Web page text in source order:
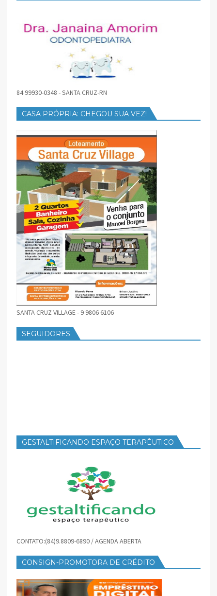
84 99930-0348 - SANTA CRUZ-RN
CASA PRÓPRIA: CHEGOU SUA VEZ!
SANTA CRUZ VILLAGE - 9 9806 6106
SEGUIDORES
GESTALTIFICANDO ESPAÇO TERAPÊUTICO
CONTATO:(84)9.8809-6890 / AGENDA ABERTA
CONSIGN-PROMOTORA DE CRÉDITO